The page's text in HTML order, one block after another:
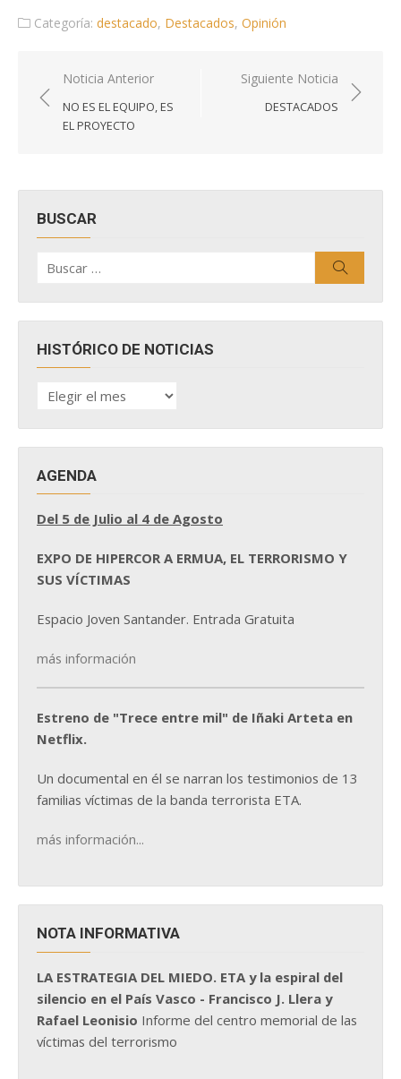
Categoría: destacado, Destacados, Opinión
Navegación
de
entradas
Noticia Anterior
NO ES EL EQUIPO, ES
EL PROYECTO
Siguiente Noticia
DESTACADOS
BUSCAR
por:
HISTÓRICO DE NOTICIAS
HISTÓRICO
DE
AGENDA
Del 5 de Julio al 4 de Agosto
EXPO DE HIPERCOR A ERMUA, EL TERRORISMO Y
SUS VÍCTIMAS
Espacio Joven Santander. Entrada Gratuita
más información
Estreno de "Trece entre mil" de Iñaki Arteta en
Netflix.
Un documental en él se narran los testimonios de 13
familias víctimas de la banda terrorista ETA.
más información...
NOTA INFORMATIVA
LA ESTRATEGIA DEL MIEDO. ETA y la espiral del
silencio en el País Vasco - Francisco J. Llera y
Rafael Leonisio Informe del centro memorial de las
víctimas del terrorismo